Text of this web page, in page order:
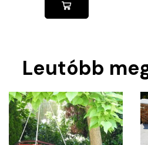
Leutóbb